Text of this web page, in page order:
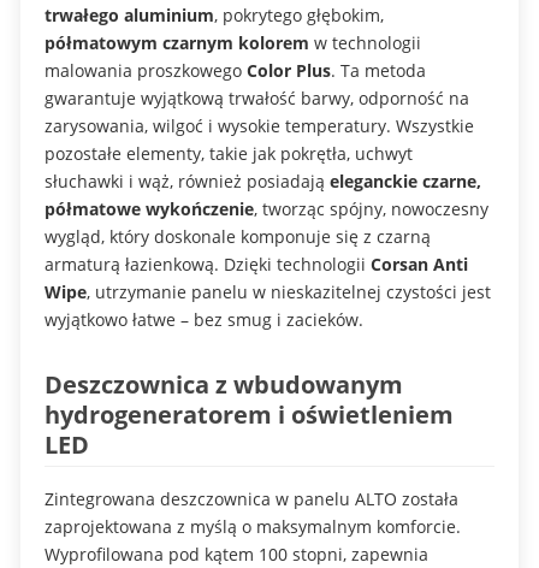
trwałego aluminium, pokrytego głębokim,
półmatowym czarnym kolorem w technologii
malowania proszkowego Color Plus. Ta metoda
gwarantuje wyjątkową trwałość barwy, odporność na
zarysowania, wilgoć i wysokie temperatury. Wszystkie
pozostałe elementy, takie jak pokrętła, uchwyt
słuchawki i wąż, również posiadają eleganckie czarne,
półmatowe wykończenie, tworząc spójny, nowoczesny
wygląd, który doskonale komponuje się z czarną
armaturą łazienkową. Dzięki technologii Corsan Anti
Wipe, utrzymanie panelu w nieskazitelnej czystości jest
wyjątkowo łatwe – bez smug i zacieków.
Deszczownica z wbudowanym
hydrogeneratorem i oświetleniem
LED
Zintegrowana deszczownica w panelu ALTO została
zaprojektowana z myślą o maksymalnym komforcie.
Wyprofilowana pod kątem 100 stopni, zapewnia